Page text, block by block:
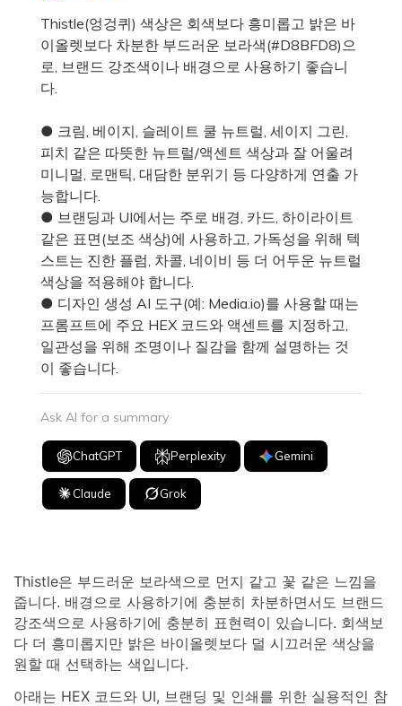
Thistle(엉겅퀴) 색상은 회색보다 흥미롭고 밝은 바
이올렛보다 차분한 부드러운 보라색(#D8BFD8)으
로, 브랜드 강조색이나 배경으로 사용하기 좋습니
다.
● 크림, 베이지, 슬레이트 쿨 뉴트럴, 세이지 그린,
피치 같은 따뜻한 뉴트럴/액센트 색상과 잘 어울려
미니멀, 로맨틱, 대담한 분위기 등 다양하게 연출 가
능합니다.
● 브랜딩과 UI에서는 주로 배경, 카드, 하이라이트
같은 표면(보조 색상)에 사용하고, 가독성을 위해 텍
스트는 진한 플럼, 차콜, 네이비 등 더 어두운 뉴트럴
색상을 적용해야 합니다.
● 디자인 생성 AI 도구(예: Media.io)를 사용할 때는
프롬프트에 주요 HEX 코드와 액센트를 지정하고,
일관성을 위해 조명이나 질감을 함께 설명하는 것
이 좋습니다.
Ask AI for a summary
ChatGPT Perplexity Gemini
Claude Grok
Thistle은 부드러운 보라색으로 먼지 같고 꽃 같은 느낌을
줍니다. 배경으로 사용하기에 충분히 차분하면서도 브랜드
강조색으로 사용하기에 충분히 표현력이 있습니다. 회색보
다 더 흥미롭지만 밝은 바이올렛보다 덜 시끄러운 색상을
원할 때 선택하는 색입니다.
아래는 HEX 코드와 UI, 브랜딩 및 인쇄를 위한 실용적인 참